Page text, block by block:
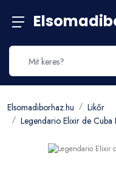
Elsomadiborhaz.hu
Likőr
Legendario Elixir de Cuba